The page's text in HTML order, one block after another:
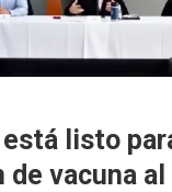
está listo
de vacuna